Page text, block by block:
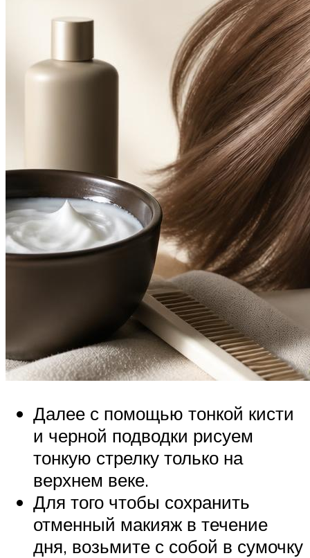
Далее с помощью тонкой кисти
и черной подводки рисуем
тонкую стрелку только на
верхнем веке.
Для того чтобы сохранить
отменный макияж в течение
дня, возьмите с собой в сумочку